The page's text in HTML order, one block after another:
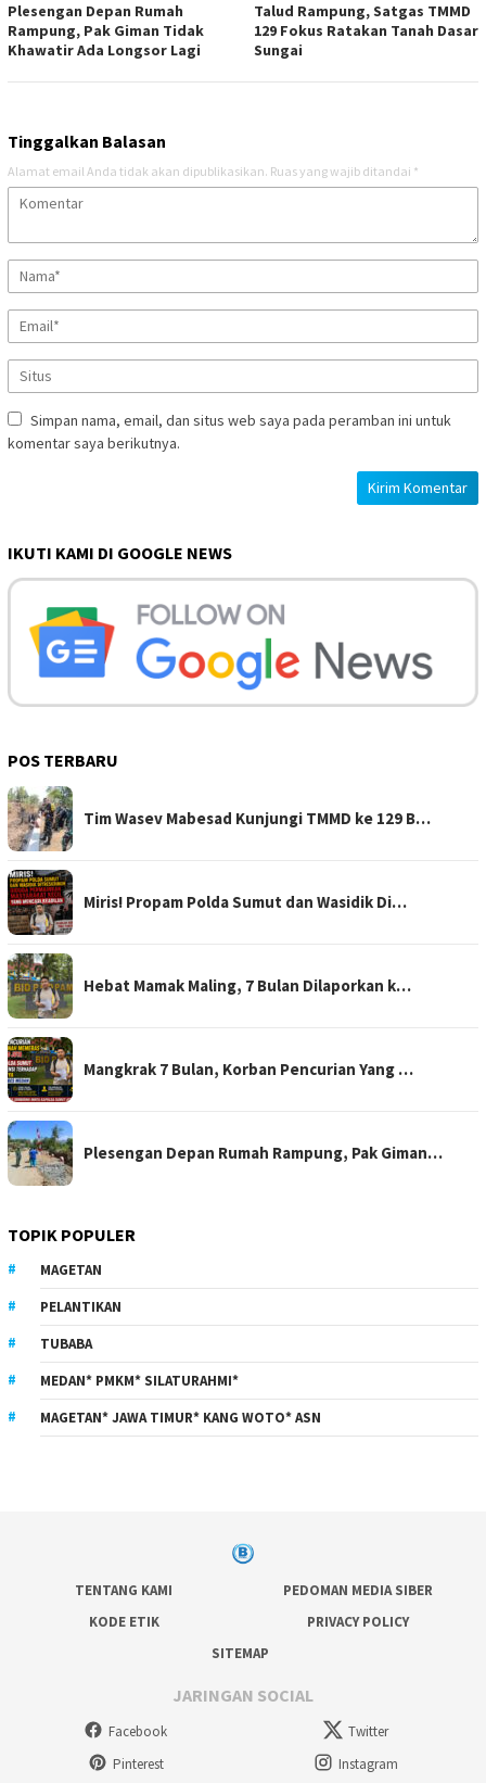
Plesengan Depan Rumah
Rampung, Pak Giman Tidak
Khawatir Ada Longsor Lagi
Talud Rampung, Satgas TMMD
129 Fokus Ratakan Tanah Dasar
Sungai
Tinggalkan Balasan
Alamat email Anda tidak akan dipublikasikan. Ruas yang wajib ditandai *
Simpan nama, email, dan situs web saya pada peramban ini untuk
komentar saya berikutnya.
IKUTI KAMI DI GOOGLE NEWS
POS TERBARU
Tim Wasev Mabesad Kunjungi TMMD ke 129 B…
Miris! Propam Polda Sumut dan Wasidik Di…
Hebat Mamak Maling, 7 Bulan Dilaporkan k…
Mangkrak 7 Bulan, Korban Pencurian Yang …
Plesengan Depan Rumah Rampung, Pak Giman…
TOPIK POPULER
MAGETAN
PELANTIKAN
TUBABA
MEDAN* PMKM* SILATURAHMI*
MAGETAN* JAWA TIMUR* KANG WOTO* ASN
TENTANG KAMI
PEDOMAN MEDIA SIBER
KODE ETIK
PRIVACY POLICY
SITEMAP
JARINGAN SOCIAL
Facebook
Twitter
Pinterest
Instagram